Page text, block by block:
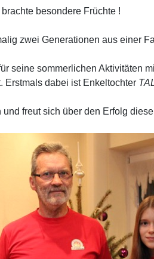
besondere Früchte !
zwei Generationen aus einer
seine sommerlichen Aktivitäten
Erstmals dabei ist Enkeltochter
freut sich über den Erfolg